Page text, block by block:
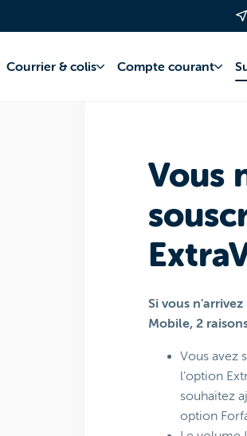
Courrier & colis Compte courant
Vous
Si vous
Mobile, 2
Vous avez
l’option
souhaitez
option